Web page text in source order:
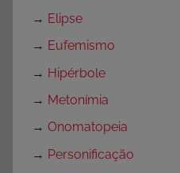
→ Elipse
→ Eufemismo
→ Hipérbole
→ Metonímia
→ Onomatopeia
→ Personificação